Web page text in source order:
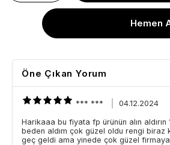
Öne Çıkan Yorum
*** *** 04.12.2024
Harikaaa bu fiyata fp ürünün alın
beden aldım çok güzel oldu rengi biraz
geç geldi ama yinede çok güzel